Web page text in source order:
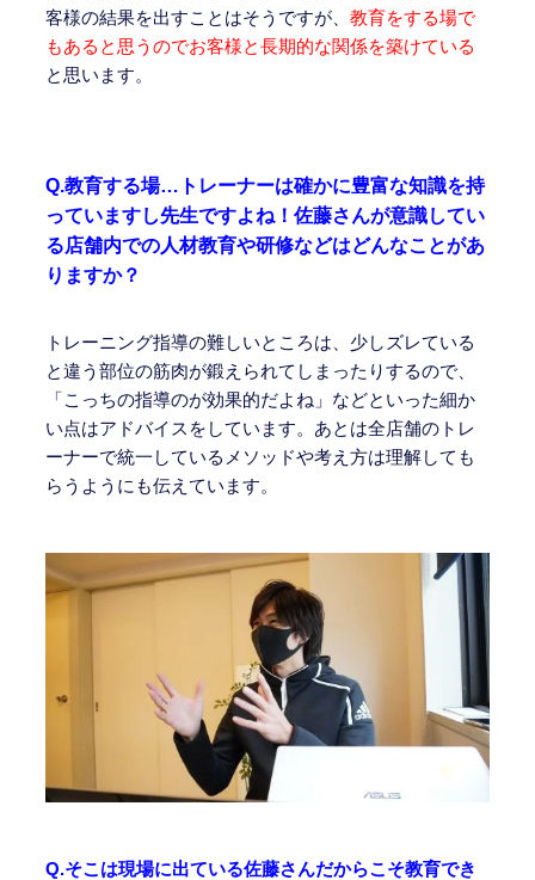
客様の結果を出すことはそうですが、教育をする場で
もあると思うのでお客様と長期的な関係を築けている
と思います。
Q.教育する場…トレーナーは確かに豊富な知識を持
っていますし先生ですよね！佐藤さんが意識してい
る店舗内での人材教育や研修などはどんなことがあ
りますか？
トレーニング指導の難しいところは、少しズレている
と違う部位の筋肉が鍛えられてしまったりするので、
「こっちの指導のが効果的だよね」などといった細か
い点はアドバイスをしています。あとは全店舗のトレ
ーナーで統一しているメソッドや考え方は理解しても
らうようにも伝えています。
Q.そこは現場に出ている佐藤さんだからこそ教育でき